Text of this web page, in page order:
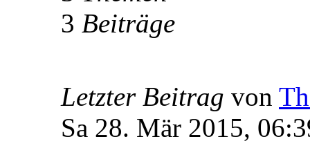
3 Beiträge
Letzter Beitrag von
Sa 28. Mär 2015,